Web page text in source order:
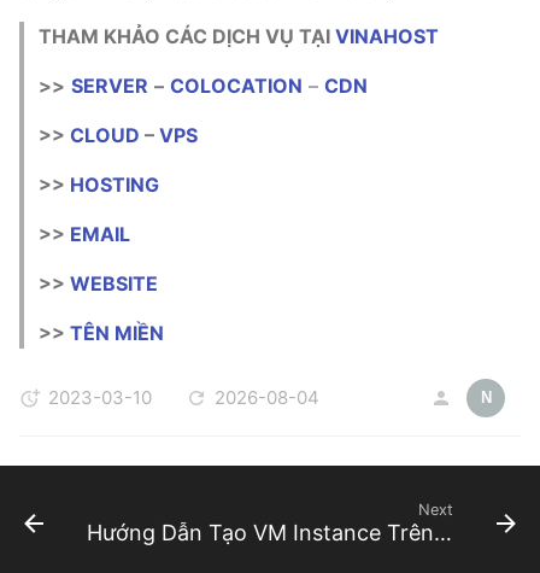
THAM KHẢO CÁC DỊCH VỤ TẠI VINAHOST
>> SERVER – COLOCATION – CDN
>> CLOUD – VPS
>> HOSTING
>> EMAIL
>> WEBSITE
>> TÊN MIỀN
2023-03-10 2026-08-04 N
Next
Hướng Dẫn Tạo VM Instance Trên vCloud VinaHost